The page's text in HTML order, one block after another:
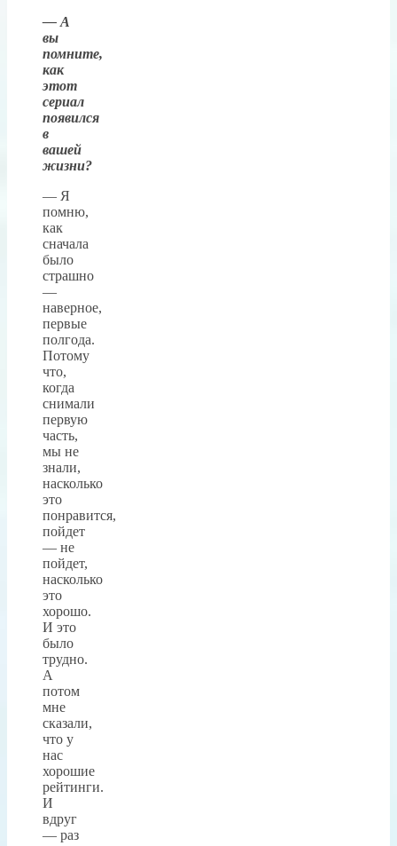
— А
вы
помните,
как
этот
сериал
появился
в
вашей
жизни?
— Я
помню,
как
сначала
было
страшно
—
наверное,
первые
полгода.
Потому
что,
когда
снимали
первую
часть,
мы не
знали,
насколько
это
понравится,
пойдет
— не
пойдет,
насколько
это
хорошо.
И это
было
трудно.
А
потом
мне
сказали,
что у
нас
хорошие
рейтинги.
И
вдруг
— раз